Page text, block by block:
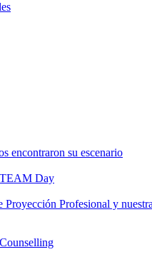
encontraron su escenario
Day
Profesional y